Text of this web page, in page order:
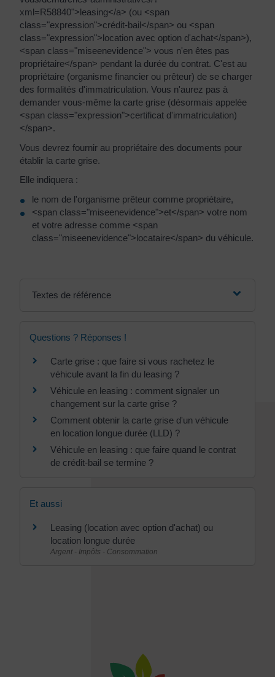
xml=R58840">leasing</a> (ou <span
class="expression">crédit-bail</span> ou <span
class="expression">location avec option d'achat</span>),
<span class="miseenevidence"> vous n'en êtes pas
propriétaire</span> pendant la durée du contrat. C'est au
propriétaire (organisme financier ou prêteur) de se charger
des formalités d'immatriculation. Vous n'aurez pas à
demander vous-même la carte grise (désormais appelée
<span class="expression">certificat d'immatriculation)
</span>.
Vous devrez fournir au propriétaire des documents pour
établir la carte grise.
Elle indiquera :
le nom de l'organisme prêteur comme propriétaire,
<span class="miseenevidence">et</span> votre nom
et votre adresse comme <span
class="miseenevidence">locataire</span> du véhicule.
Textes de référence
Questions ? Réponses !
Carte grise : que faire si vous rachetez le
véhicule avant la fin du leasing ?
Véhicule en leasing : comment signaler un
changement sur la carte grise ?
Comment obtenir la carte grise d'un véhicule
en location longue durée (LLD) ?
Véhicule en leasing : que faire quand le contrat
de crédit-bail se termine ?
Et aussi
Leasing (location avec option d'achat) ou
location longue durée
Argent - Impôts - Consommation